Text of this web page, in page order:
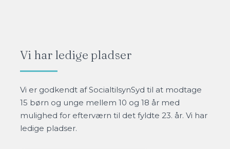
Vi har ledige pladser​
​​Vi er godkendt af SocialtilsynSyd til at modtage
15 børn og unge mellem 10 og 18 år med
mulighed for efterværn til det fyldte 23. år. Vi har
ledige pladser.